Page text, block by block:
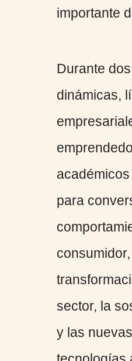
importante
Durante
dinámicas,
para
sector, la
y las nuevas